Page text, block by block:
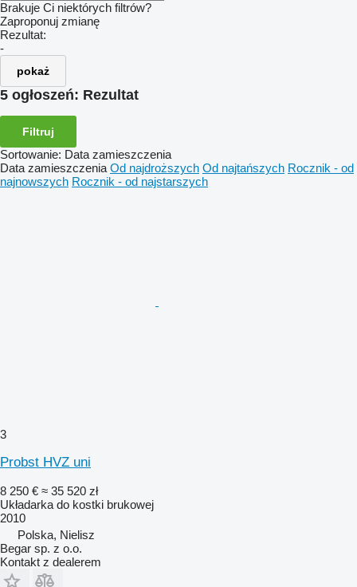
Brakuje Ci niektórych filtrów?
Zaproponuj zmianę
Rezultat:
-
pokaż
5 ogłoszeń: Rezultat
Filtruj
Sortowanie: Data zamieszczenia
Data zamieszczenia Od najdroższych Od najtańszych Rocznik - od
najnowszych Rocznik - od najstarszych
3
Probst HVZ uni
8 250 € ≈ 35 520 zł
Układarka do kostki brukowej
2010
Polska, Nielisz
Begar sp. z o.o.
Kontakt z dealerem